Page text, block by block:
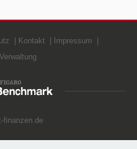
Kontakt
Impressum
finanzen.de